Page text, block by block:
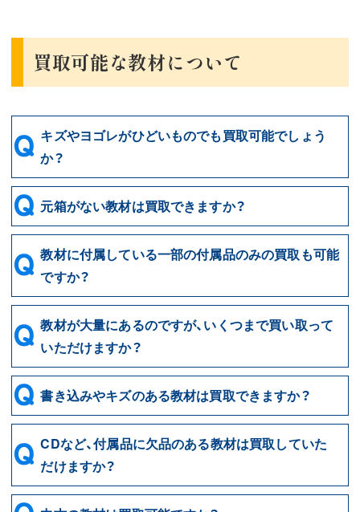
買取可能な教材について
キズやヨゴレがひどいものでも買取可能でしょう
か？
元箱がない教材は買取できますか？
教材に付属している一部の付属品のみの買取も可能
ですか？
教材が大量にあるのですが、いくつまで買い取って
いただけますか？
書き込みやキズのある教材は買取できますか？
CDなど、付属品に欠品のある教材は買取していた
だけますか？